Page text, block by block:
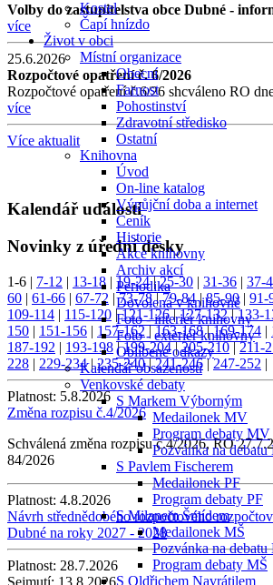
Kostel
Čapí hnízdo
Život v obci
Místní organizace
Obecní
Farnost
Pohostinství
Zdravotní středisko
Ostatní
Knihovna
Úvod
On-line katalog
Výpůjční doba a internet
Ceník
Historie
Akce knihovny
Archiv akcí
Periodika
Dovolená v knihovně
Foto - interiér knihovny
Foto - exteriér knihovny
Oblíbené odkazy
Kalendář obsazenosti
Venkovské debaty
S Markem Výborným
Medailonek MV
Program debaty MV
Pozvánka na
S Pavlem Fischerem
Medailonek PF
Program debaty PF
S Milanem Šmídem
Medailonek MŠ
Pozvánka na debatu
Program debaty MŠ
S Oldřichem Navrátilem
Volby do zastupitelstva obce Dubné -
více
25.6.2026
Rozpočtové opatření č. 6/2026
Rozpočtové opatření č.6/26 shcváleno RO
více
Více aktualit
Kalendář událostí
Novinky z úřední desky
1-6 | 7-12 | 13-18 | 19-24|25-30 | 31-36 | 37-
60 | 61-66 | 67-72 |73-78|79-84|85-90| 91-
109-114 | 115-120 |121-126|127-132|133-
150 | 151-156 | 157-162|163-168|169-174 |
187-192 | 193-198|199-204|205-210|211-
228 | 229-234|235-240|241-246|247-252 |
Platnost: 5.8.2026
Změna rozpisu č.4/2026
Schválená změna rozpisu č.4/2026, RO
84/2026
Platnost: 4.8.2026
Návrh střednědobého rozpočtového
Dubné na roky 2027 - 2028
Platnost: 28.7.2026
Sejmutí: 13.8.2026